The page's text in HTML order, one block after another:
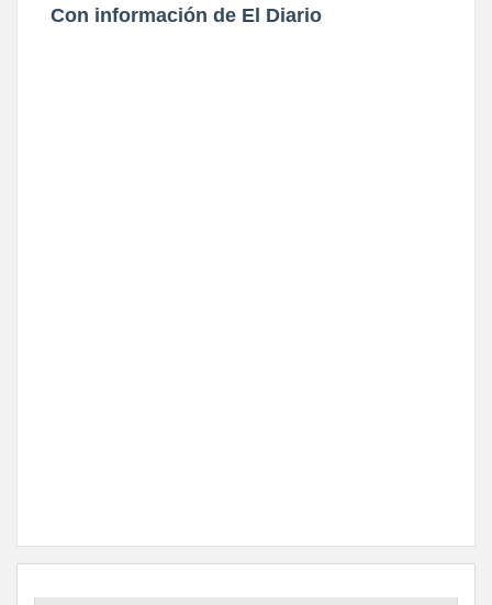
Con información de El Diario